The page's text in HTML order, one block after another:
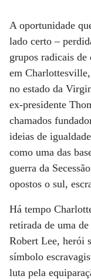
A oportunidade
lado certo –
grupos radicais
em
no estado da
ex-presidente
chamados
ideias de
como uma das
guerra da
opostos o sul,
Há tempo
retirada de uma
Robert Lee, herói
símbolo
luta pela